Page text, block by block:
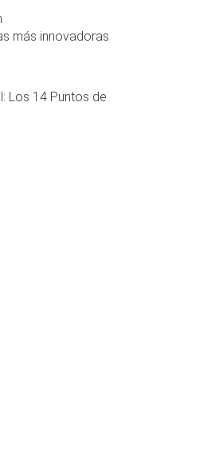
más innovadoras
Los 14 Puntos de